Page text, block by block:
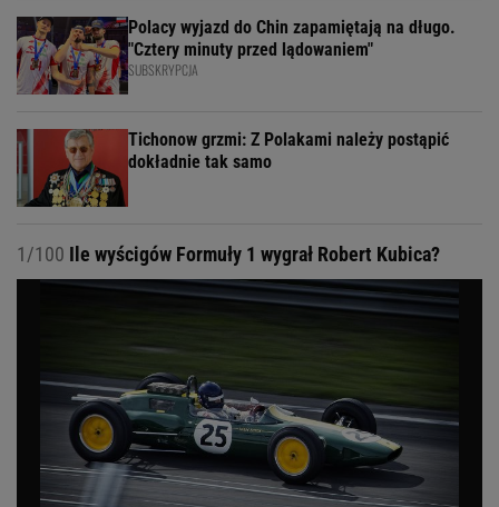
Polacy wyjazd do Chin zapamiętają na długo.
"Cztery minuty przed lądowaniem"
SUBSKRYPCJA
Tichonow grzmi: Z Polakami należy postąpić
dokładnie tak samo
1/100 Ile wyścigów Formuły 1 wygrał Robert Kubica?